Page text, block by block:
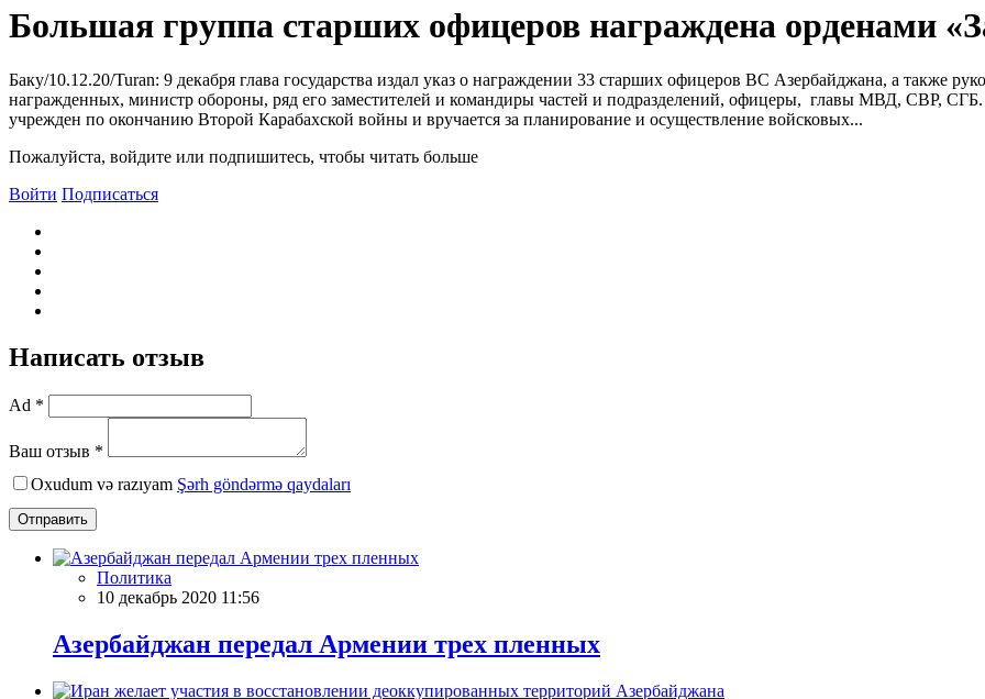
Большая группа старших офицеров награждена орденами
Баку/10.12.20/Turan: 9 декабря глава государства издал указ о награждении 33 старших офицеров ВС Азербайджана, а также
награжденных, министр обороны, ряд его заместителей и командиры частей и подразделений, офицеры, главы МВД, СВР,
учрежден по окончанию Второй Карабахской войны и вручается за планирование и осуществление войсковых...
Пожалуйста, войдите или подпишитесь, чтобы читать больше
Войти Подписаться
Написать отзыв
Ad *
Ваш отзыв *
Oxudum və razıyam Şərh göndərmə qaydaları
Отправить
Политика
10 декабрь 2020 11:56
Азербайджан передал Армении трех пленных